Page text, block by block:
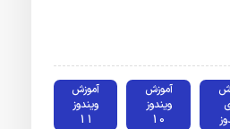
آموزش
ویندوز
10
آموزش
ویندوز
11